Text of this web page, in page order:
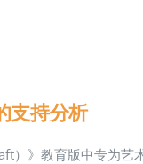
支持分析
）》教育版中专为艺